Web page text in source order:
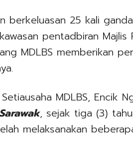
berkeluasan 25 kali
pentadbiran Majlis
MDLBS memberikan
MDLBS, Encik
, sejak tiga (3)
melaksanakan